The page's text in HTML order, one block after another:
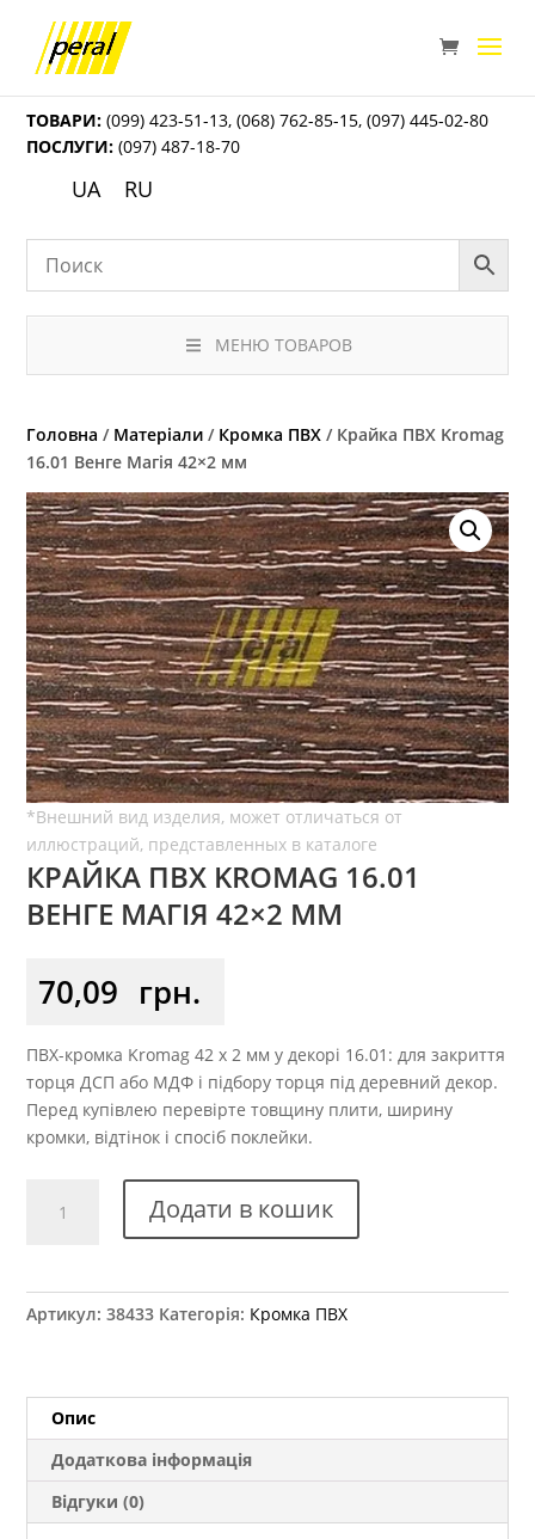
ТОВАРИ: (099) 423-51-13,(068) 762-85-15,(097) 445-02-80
ПОСЛУГИ: (097) 487-18-70
UA RU
МЕНЮ ТОВАРОВ
Головна / Матеріали / Кромка ПВХ / Крайка ПВХ Kromag
16.01 Венге Магія 42×2 мм
КРАЙКА ПВХ KROMAG 16.01
ВЕНГЕ МАГІЯ 42×2 ММ
70,09 грн.
ПВХ-кромка Kromag 42 x 2 мм у декорі 16.01: для закриття
торця ДСП або МДФ і підбору торця під деревний декор.
Перед купівлею перевірте товщину плити, ширину
кромки, відтінок і спосіб поклейки.
Магія
кількість
Додати в кошик
Артикул:38433 Категорія: Кромка ПВХ
Опис
Додаткова інформація
Відгуки (0)